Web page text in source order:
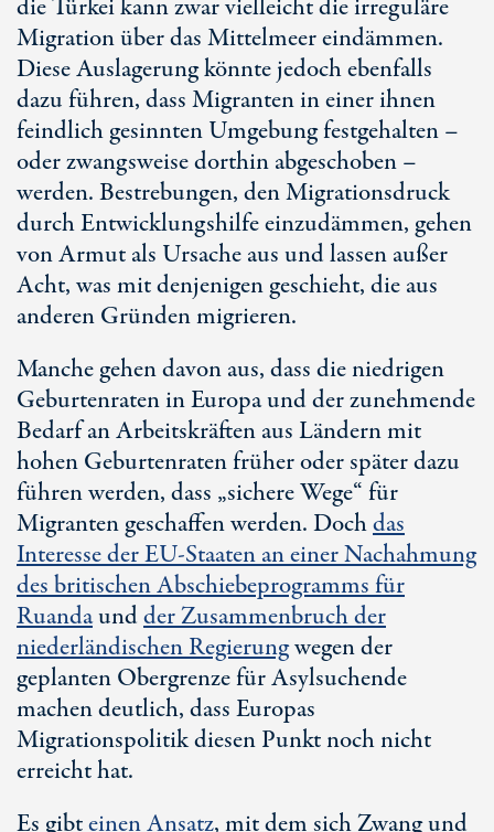
die Türkei kann zwar vielleicht die irreguläre
Migration über das Mittelmeer eindämmen.
Diese Auslagerung könnte jedoch ebenfalls
dazu führen, dass Migranten in einer ihnen
feindlich gesinnten Umgebung festgehalten –
oder zwangsweise dorthin abgeschoben –
werden. Bestrebungen, den Migrationsdruck
durch Entwicklungshilfe einzudämmen, gehen
von Armut als Ursache aus und lassen außer
Acht, was mit denjenigen geschieht, die aus
anderen Gründen migrieren.
Manche gehen davon aus, dass die niedrigen
Geburtenraten in Europa und der zunehmende
Bedarf an Arbeitskräften aus Ländern mit
hohen Geburtenraten früher oder später dazu
führen werden, dass „sichere Wege“ für
Migranten geschaffen werden. Dochdas
Interesse derEU-Staatenan einer Nachahmung
des britischen Abschiebeprogramms für
Ruandaundder Zusammenbruch der
niederländischen Regierungwegen der
geplanten Obergrenze für Asylsuchende
machen deutlich, dass Europas
Migrationspolitik diesen Punkt noch nicht
erreicht hat.
Es gibteinen Ansatz, mit dem sich Zwang und